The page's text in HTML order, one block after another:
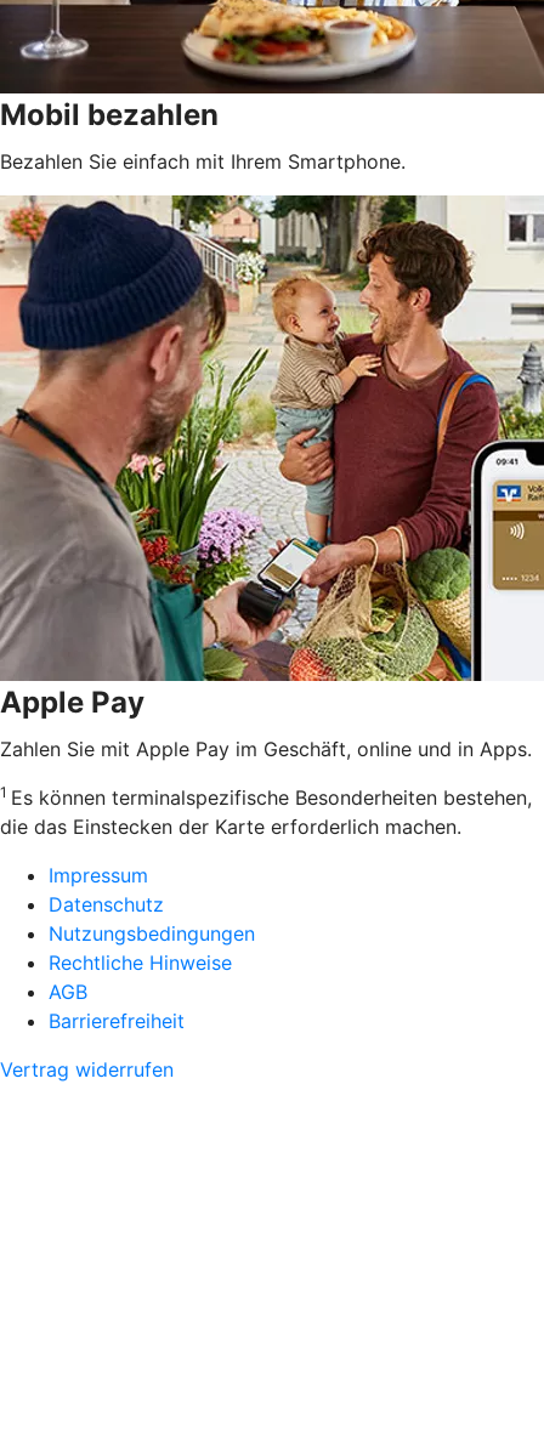
Mobil bezahlen
Bezahlen Sie einfach mit Ihrem Smartphone.
Apple Pay
Zahlen Sie mit Apple Pay im Geschäft, online und in Apps.
1 Es können terminalspezifische Besonderheiten bestehen,
die das Einstecken der Karte erforderlich machen.
Impressum
Datenschutz
Nutzungsbedingungen
Rechtliche Hinweise
AGB
Barrierefreiheit
Vertrag widerrufen